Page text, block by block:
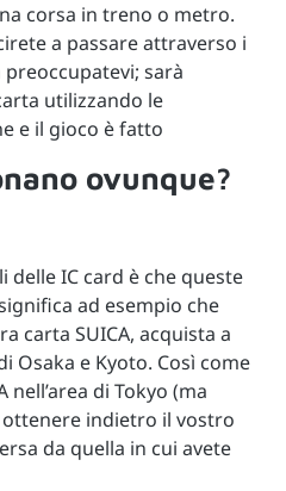
corsa in treno o metro.
a passare attraverso i
sarà
utilizzando le
e il gioco è fatto
ovunque?
IC card è che queste
ad esempio che
carta SUICA, acquista a
Osaka e Kyoto. Così come
nell’area di Tokyo (ma
indietro il vostro
da quella in cui avete